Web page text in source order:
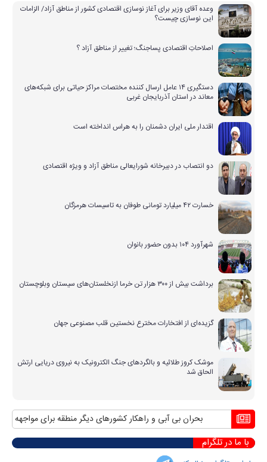
وعده آقای وزیر برای آغاز نوسازی اقتصادی کشور از مناطق آزاد/ الزامات
این نوسازی چیست؟
اصلاحاتِ اقتصادی پساجنگ؛ تغییر از مناطق آزاد ؟
دستگیری ۱۴ عامل ارسال کننده مختصات مراکز حیاتی برای شبکه‌های
معاند در استان آذربایجان غربی
اقتدار ملی ایران دشمنان را به هراس انداخته است
دو انتصاب در دبیرخانه شورایعالی مناطق آزاد و ویژه اقتصادی
خسارت ۴۲ میلیارد تومانی طوفان به تاسیسات هرمزگان
شهرآورد ۱۰۴ بدون حضور بانوان
برداشت بیش از ۳۰۰ هزار تن خرما ازنخلستان‌های سیستان وبلوچستان
گزیده‌ای از افتخارات مخترع نخستین قلب مصنوعی جهان
موشک کروز طلائیه و بالگردهای جنگ الکترونیک به نیروی دریایی ارتش
الحاق شد
بحران بی آبی و راهکار کشورهای دیگر منطقه برای مواجهه با آن
با ما در تلگرام